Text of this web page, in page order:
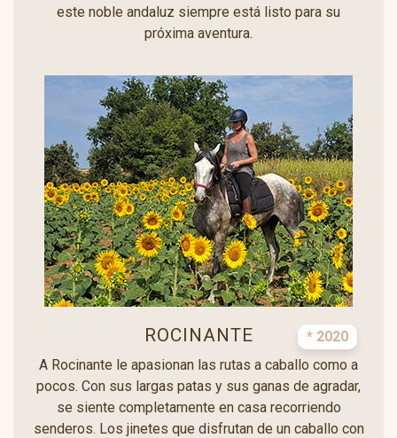
este noble andaluz siempre está listo para su
próxima aventura.
ROCINANTE
* 2020
A Rocinante le apasionan las rutas a caballo como a
pocos. Con sus largas patas y sus ganas de agradar,
se siente completamente en casa recorriendo
senderos. Los jinetes que disfrutan de un caballo con